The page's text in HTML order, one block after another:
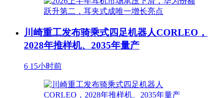
川崎重工发布骑乘式四足机器人CORLEO，
2028年推样机、2035年量产
6 15小时前